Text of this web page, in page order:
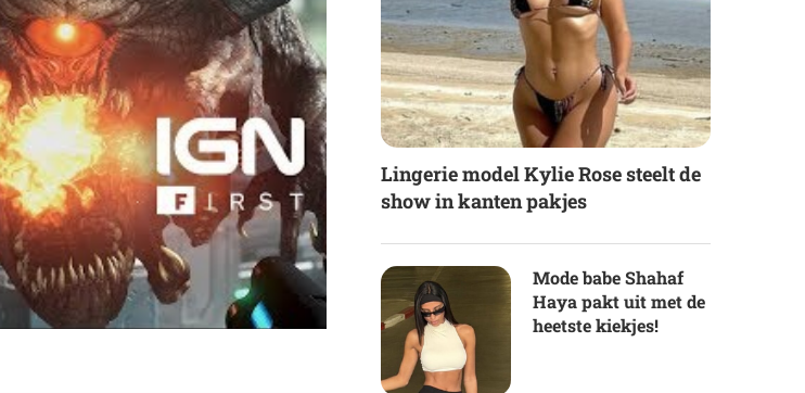
Lingerie model Kylie Rose steelt de
show in kanten pakjes
Mode babe Shahaf
Haya pakt uit met de
heetste kiekjes!